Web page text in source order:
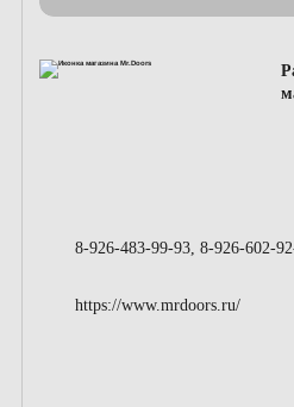
8-926-483-99-93, 8-926-602-
https://www.mrdoors.ru/